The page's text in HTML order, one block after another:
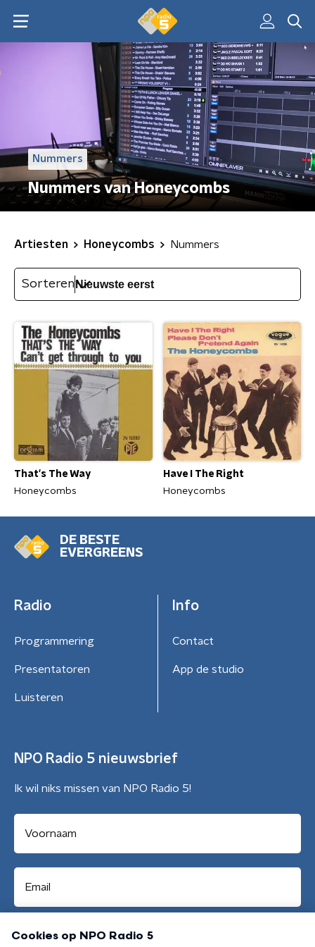
Nummers
Nummers van Honeycombs
Artiesten Honeycombs Nummers
Sorteren
That's The Way
Honeycombs
Have I The Right
Honeycombs
DE BESTE
EVERGREENS
Radio
Programmering
Presentatoren
Luisteren
Info
Contact
App de studio
NPO Radio 5 nieuwsbrief
Ik wil niks missen van NPO Radio 5!
Aanmelden